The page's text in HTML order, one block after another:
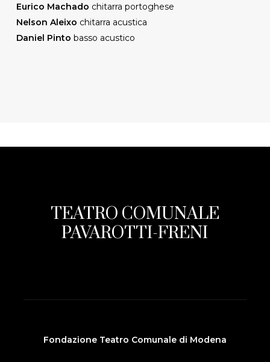
Eurico Machado chitarra portoghese
Nelson Aleixo chitarra acustica
Daniel Pinto basso acustico
TEATRO COMUNALE
PAVAROTTI-FRENI
Fondazione Teatro Comunale di Modena